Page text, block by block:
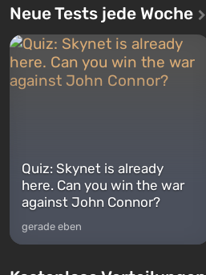
Neue Tests jede Woche
Quiz: Skynet is already
here. Can you win the war
against John Connor?
gerade eben